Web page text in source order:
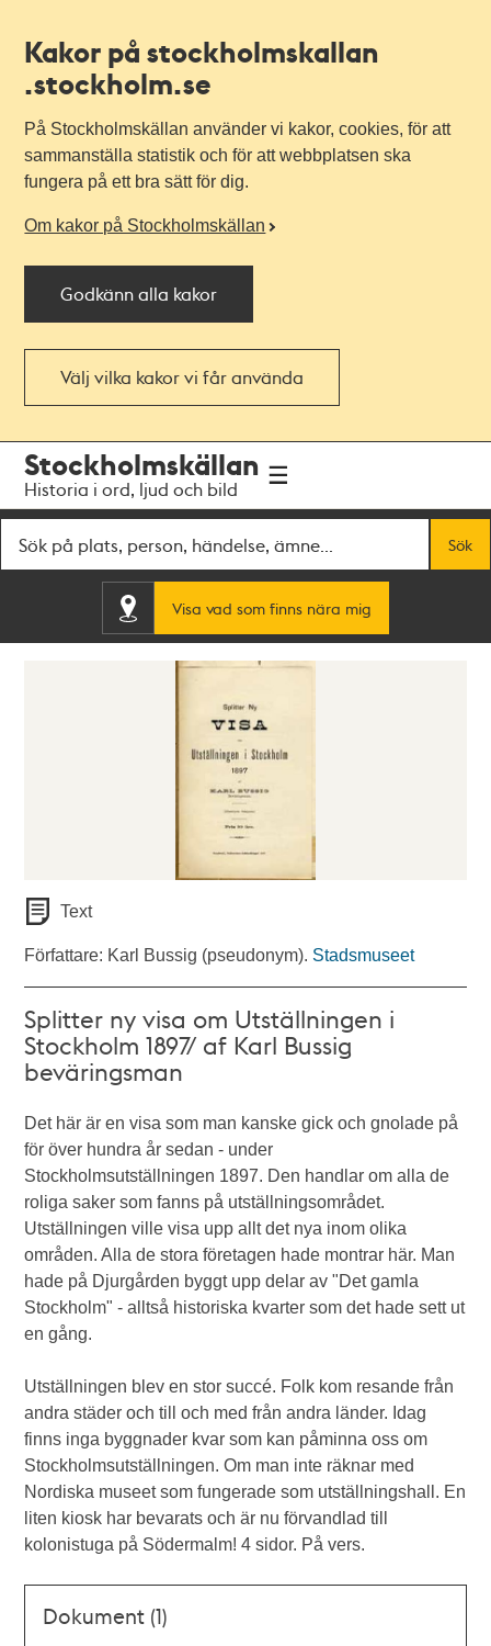
Kakor på stockholmskallan
.stockholm.se
På Stockholmskällan använder vi kakor, cookies, för att
sammanställa statistik och för att webbplatsen ska
fungera på ett bra sätt för dig.
Om kakor på Stockholmskällan
Godkänn alla kakor
Välj vilka kakor vi får använda
navigationen
huvudinnehållet
Stockholmskällan
Historia i ord, ljud och bild
Sök
Visa vad som finns nära mig
Text
Författare: Karl Bussig (pseudonym). Stadsmuseet
Splitter ny visa om Utställningen i
Stockholm 1897/ af Karl Bussig
beväringsman
Det här är en visa som man kanske gick och gnolade på
för över hundra år sedan - under
Stockholmsutställningen 1897. Den handlar om alla de
roliga saker som fanns på utställningsområdet.
Utställningen ville visa upp allt det nya inom olika
områden. Alla de stora företagen hade montrar här. Man
hade på Djurgården byggt upp delar av "Det gamla
Stockholm" - alltså historiska kvarter som det hade sett ut
en gång.
Utställningen blev en stor succé. Folk kom resande från
andra städer och till och med från andra länder. Idag
finns inga byggnader kvar som kan påminna oss om
Stockholmsutställningen. Om man inte räknar med
Nordiska museet som fungerade som utställningshall. En
liten kiosk har bevarats och är nu förvandlad till
kolonistuga på Södermalm! 4 sidor. På vers.
Dokument (1)